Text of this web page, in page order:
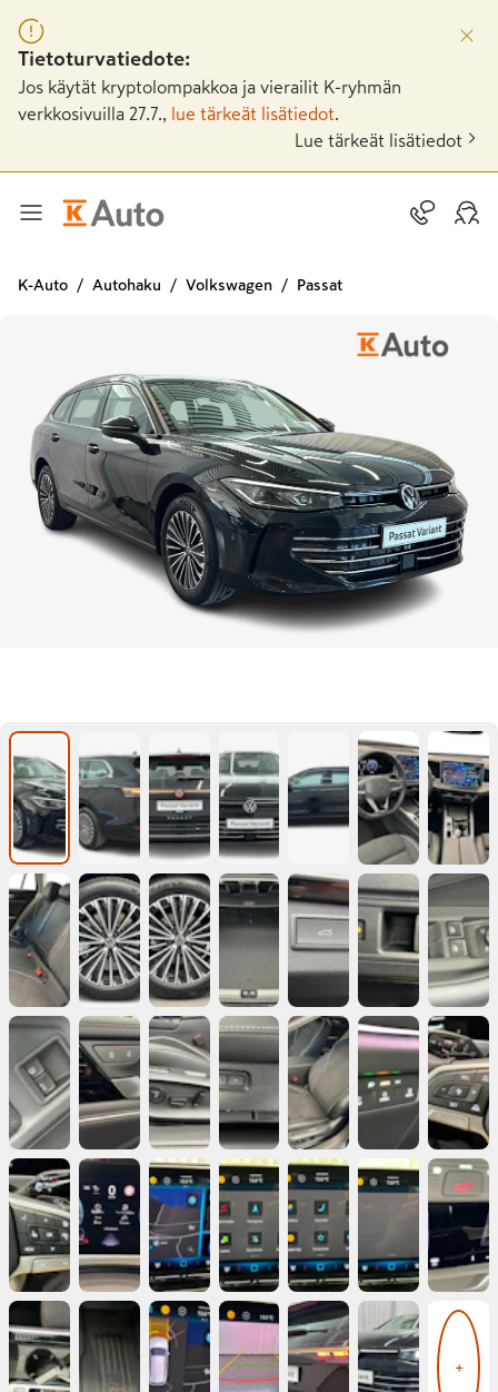
Tietoturvatiedote:
Jos käytät kryptolompakkoa ja vierailit K-ryhmän
verkkosivuilla 27.7.,
lue tärkeät lisätiedot
Lue tärkeät lisätiedot
K-Auto Autohaku Volkswagen Passat
+